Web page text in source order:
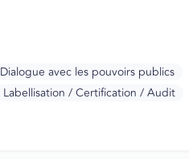
Dialogue avec les pouvoirs publics
Labellisation / Certification / Audit